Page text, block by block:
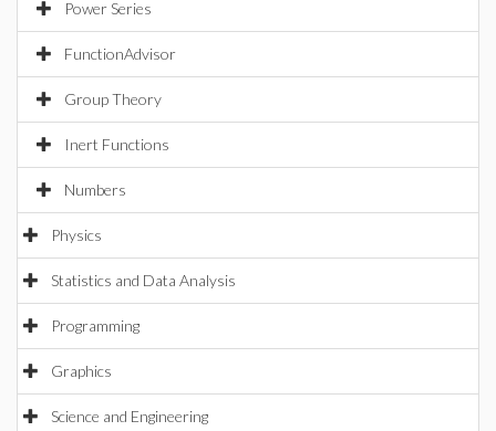
Power Series
FunctionAdvisor
Group Theory
Inert Functions
Numbers
Physics
Statistics and Data Analysis
Programming
Graphics
Science and Engineering